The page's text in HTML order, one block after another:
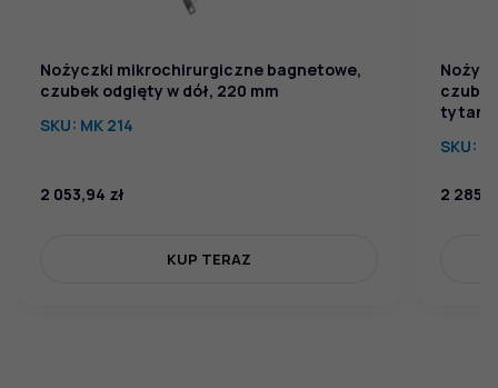
Nożyczki mikrochirurgiczne bagnetowe,
czubek odgięty w dół, 220 mm
SKU: MK 214
2 053,94 zł
KUP TERAZ
tytanu
SKU:
2